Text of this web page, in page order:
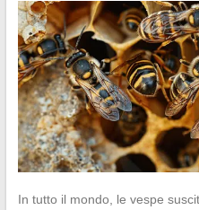
In tutto il mondo, le vespe